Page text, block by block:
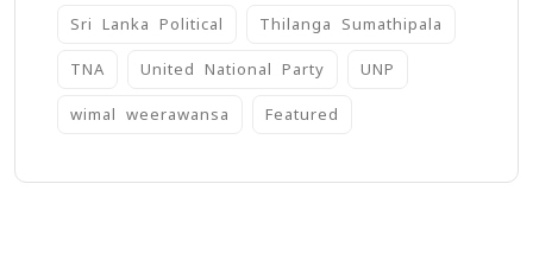
Sri Lanka Political Thilanga Sumathipala
TNA United National Party UNP
wimal weerawansa ‍Featured